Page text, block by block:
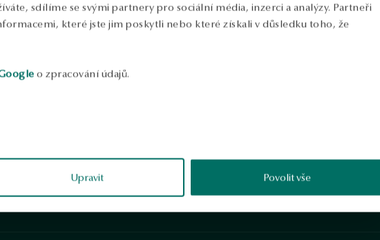
sdílíme se svými partnery pro sociální média, inzerci a analýzy. Partneři
které jste jim poskytli nebo které získali v důsledku toho, že
o zpracování údajů.
Upravit Povolit vše